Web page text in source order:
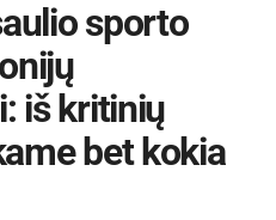
sporto
iš kritinių
bet kokia